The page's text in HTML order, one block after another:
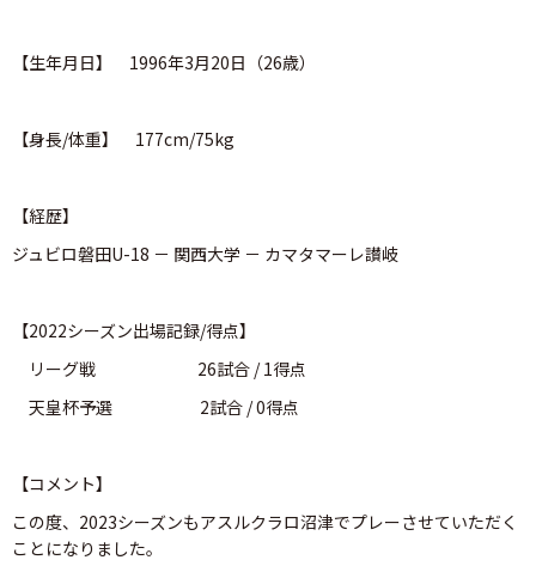
【生年月日】 1996年3月20日（26歳）
【身長/体重】 177cm/75kg
【経歴】
ジュビロ磐田U-18 － 関西大学 － カマタマーレ讃岐
【2022シーズン出場記録/得点】
リーグ戦 26試合 / 1得点
天皇杯予選 2試合 / 0得点
【コメント】
この度、2023シーズンもアスルクラロ沼津でプレーさせていただく
ことになりました。